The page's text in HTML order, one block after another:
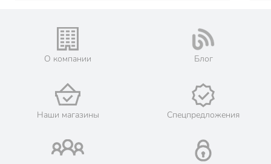
О компании Блог
Наши магазины Спецпредложения